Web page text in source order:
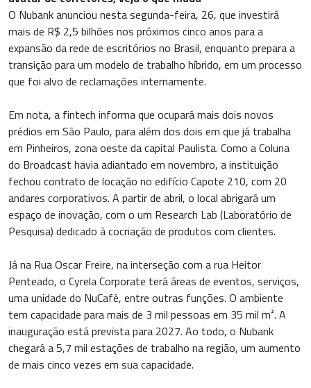
O Nubank anunciou nesta segunda-feira, 26, que investirá
mais de R$ 2,5 bilhões nos próximos cinco anos para a
expansão da rede de escritórios no Brasil, enquanto prepara a
transição para um modelo de trabalho híbrido, em um processo
que foi alvo de reclamações internamente.
Em nota, a fintech informa que ocupará mais dois novos
prédios em São Paulo, para além dos dois em que já trabalha
em Pinheiros, zona oeste da capital Paulista. Como a Coluna
do Broadcast havia adiantado em novembro, a instituição
fechou contrato de locação no edifício Capote 210, com 20
andares corporativos. A partir de abril, o local abrigará um
espaço de inovação, com o um Research Lab (Laboratório de
Pesquisa) dedicado à cocriação de produtos com clientes.
Já na Rua Oscar Freire, na interseção com a rua Heitor
Penteado, o Cyrela Corporate terá áreas de eventos, serviços,
uma unidade do NuCafé, entre outras funções. O ambiente
tem capacidade para mais de 3 mil pessoas em 35 mil m². A
inauguração está prevista para 2027. Ao todo, o Nubank
chegará a 5,7 mil estações de trabalho na região, um aumento
de mais cinco vezes em sua capacidade.